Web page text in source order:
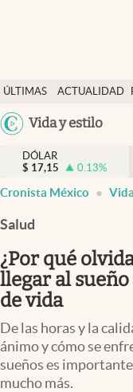
ÚLTIMAS
NOTICIAS
ACTUALIDAD
Vida y estilo
Actualidad
Finanzas y economía
Dólar y mercados
Pc y celular
Vida y estilo
Tv
Clima
DÓLAR
$ 17,15 0.13%
Cronista México
Salud
¿Por qué
llegar al
de vida
De las horas y la
ánimo y cómo se
sueños es
mucho más.